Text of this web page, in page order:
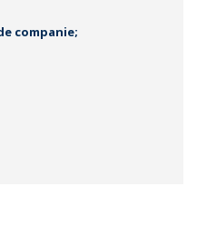
companie;